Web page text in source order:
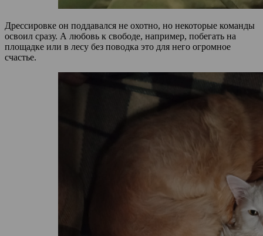
Дрессировке он поддавался не охотно, но некоторые команды
освоил сразу. А любовь к свободе, например, побегать на
площадке или в лесу без поводка это для него огромное
счастье.